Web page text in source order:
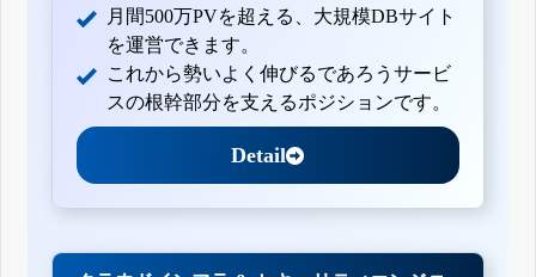
月間500万PVを超える、大規模DBサイト
を運営できます。
これから勢いよく伸びるであろうサービ
スの根幹部分を支えるポジションです。
Detail